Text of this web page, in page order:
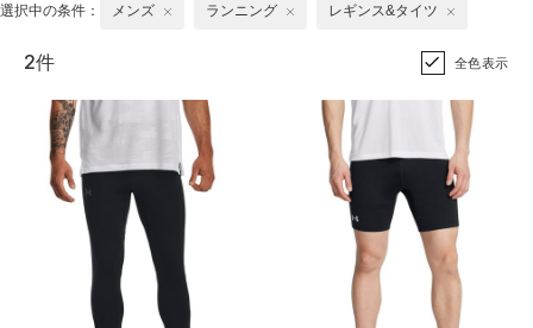
選択中の条件： メンズ ランニング レギンス&タイツ
2件 全色表示